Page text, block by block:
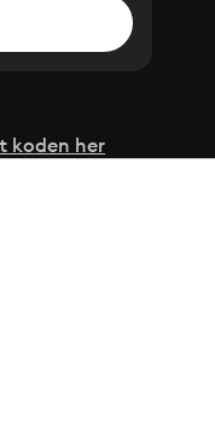
koden her